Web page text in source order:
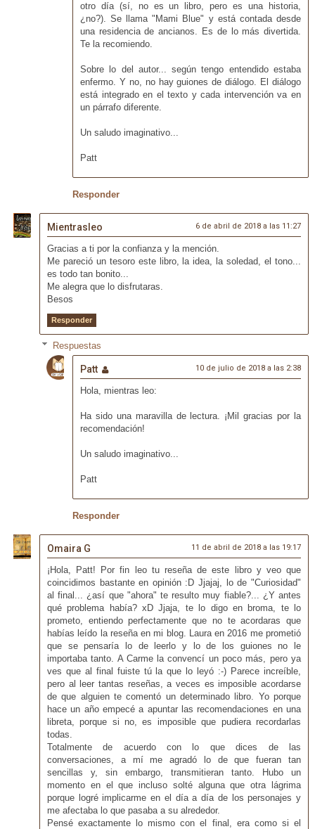
otro día (sí, no es un libro, pero es una historia,
¿no?). Se llama "Mami Blue" y está contada desde
una residencia de ancianos. Es de lo más divertida.
Te la recomiendo.
Sobre lo del autor... según tengo entendido estaba
enfermo. Y no, no hay guiones de diálogo. El diálogo
está integrado en el texto y cada intervención va en
un párrafo diferente.
Un saludo imaginativo...
Patt
Responder
Mientrasleo 6 de abril de 2018 a las 11:27
Gracias a ti por la confianza y la mención.
Me pareció un tesoro este libro, la idea, la soledad, el tono...
es todo tan bonito...
Me alegra que lo disfrutaras.
Besos
Responder
Respuestas
Patt 10 de julio de 2018 a las 2:38
Hola, mientras leo:
Ha sido una maravilla de lectura. ¡Mil gracias por la
recomendación!
Un saludo imaginativo...
Patt
Responder
Omaira G 11 de abril de 2018 a las 19:17
¡Hola, Patt! Por fin leo tu reseña de este libro y veo que
coincidimos bastante en opinión :D Jjajaj, lo de "Curiosidad"
al final... ¿así que "ahora" te resulto muy fiable?... ¿Y antes
qué problema había? xD Jjaja, te lo digo en broma, te lo
prometo, entiendo perfectamente que no te acordaras que
habías leído la reseña en mi blog. Laura en 2016 me prometió
que se pensaría lo de leerlo y lo de los guiones no le
importaba tanto. A Carme la convencí un poco más, pero ya
ves que al final fuiste tú la que lo leyó :-) Parece increíble,
pero al leer tantas reseñas, a veces es imposible acordarse
de que alguien te comentó un determinado libro. Yo porque
hace un año empecé a apuntar las recomendaciones en una
libreta, porque si no, es imposible que pudiera recordarlas
todas.
Totalmente de acuerdo con lo que dices de las
conversaciones, a mí me agradó lo de que fueran tan
sencillas y, sin embargo, transmitieran tanto. Hubo un
momento en el que incluso solté alguna que otra lágrima
porque logré implicarme en el día a día de los personajes y
me afectaba lo que pasaba a su alrededor.
Pensé exactamente lo mismo con el final, era como si el